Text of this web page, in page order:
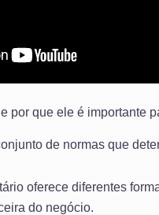
por que ele é importante
de normas que
oferece diferentes
do negócio.